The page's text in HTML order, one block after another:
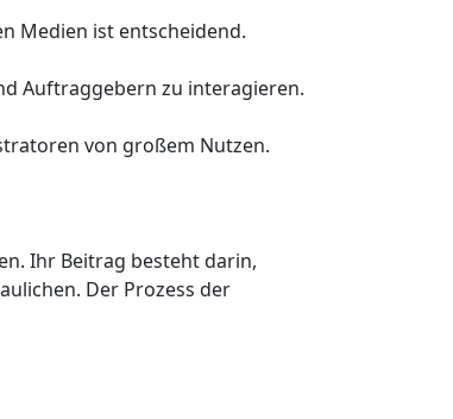
Medien ist entscheidend.
Auftraggebern zu interagieren.
von großem Nutzen.
Ihr Beitrag besteht darin,
Der Prozess der